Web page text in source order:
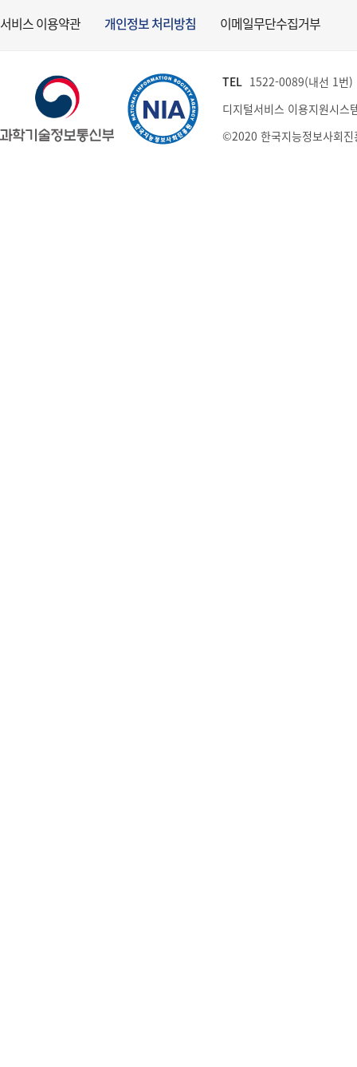
서비스 이용약관 개인정보 처리방침 이메일무단수집거부
TEL 1522-0089(내선 1번
디지털서비스 이용지원시스
©2020 한국지능정보사회진